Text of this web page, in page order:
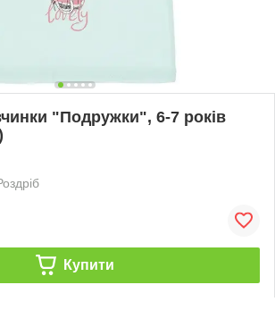
"Подружки", 6-7 років
Купити